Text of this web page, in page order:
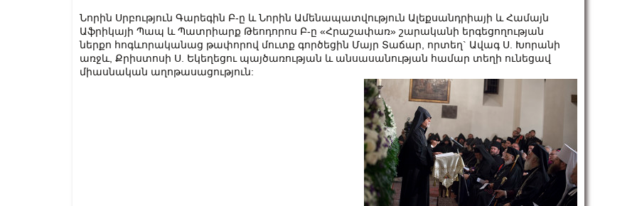
Նորին Սրբություն Գարեգին Բ-ը և Նորին Ամենապատվություն Ալեքսանդրիայի և Համայն
Աֆրիկայի Պապ և Պատրիարք Թեոդորոս Բ-ը «Հրաշափառ» շարականի երգեցողության
ներքո հոգևորականաց թափորով մուտք գործեցին Մայր Տաճար, որտեղ` Ավագ Ս. Խորանի
առջև, Քրիստոսի Ս. Եկեղեցու պայծառության և անսասանության համար տեղի ունեցավ
միասնական աղոթասացություն: